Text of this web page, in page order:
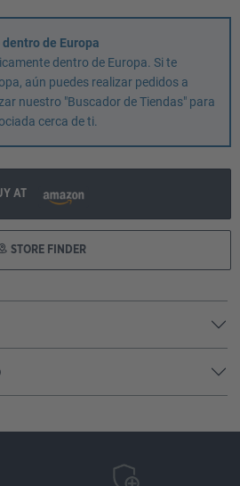
de Europa
dentro de Europa. Si te
aún puedes realizar pedidos a
nuestro "Buscador de Tiendas" para
cerca de ti.
AT
STORE FINDER